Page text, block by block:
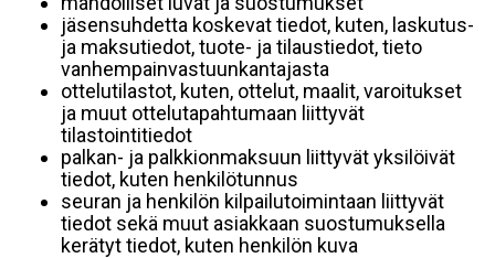
jäsensuhdetta koskevat tiedot, kuten, laskutus-
ja maksutiedot, tuote- ja tilaustiedot, tieto
vanhempainvastuunkantajasta
ottelutilastot, kuten, ottelut, maalit, varoitukset
ja muut ottelutapahtumaan liittyvät
tilastointitiedot
palkan- ja palkkionmaksuun liittyvät yksilöivät
tiedot, kuten henkilötunnus
seuran ja henkilön kilpailutoimintaan liittyvät
tiedot sekä muut asiakkaan suostumuksella
kerätyt tiedot, kuten henkilön kuva